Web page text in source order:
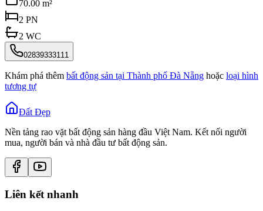
70.00 m²
2 PN
2 WC
02839333111
Khám phá thêm bất động sản tại Thành phố Đà Nẵng hoặc loại hình
tương tự
Đất Đẹp
Nền tảng rao vặt bất động sản hàng đầu Việt Nam. Kết nối người
mua, người bán và nhà đầu tư bất động sản.
Liên kết nhanh